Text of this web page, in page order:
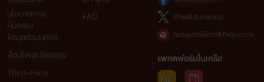
นโยบายการ
คุ้มครอง
ข้อมูลส่วนบุคคล
เงื่อนไขและข้อตกลง
Third-Party
FAQ
@webtunwalai
tunwalai@ookbee.com
แพลตฟอร์มในเครือ